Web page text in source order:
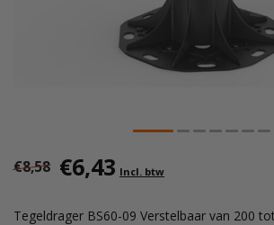
€8,58 €6,43 Incl. btw
Tegeldrager BS60-09 Verstelbaar van 200